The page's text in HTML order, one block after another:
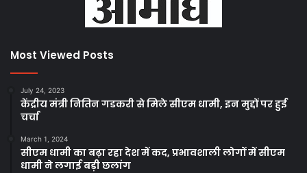
Most Viewed Posts
July 24, 2023
केंद्रीय मंत्री नितिन गडकरी से मिले सीएम धामी, इन मुद्दों पर हुई
चर्चा
March 1, 2024
सीएम धामी का बढ़ा रहा देश में कद, प्रभावशाली लोगों में सीएम
धामी ने लगाई बड़ी छलांग